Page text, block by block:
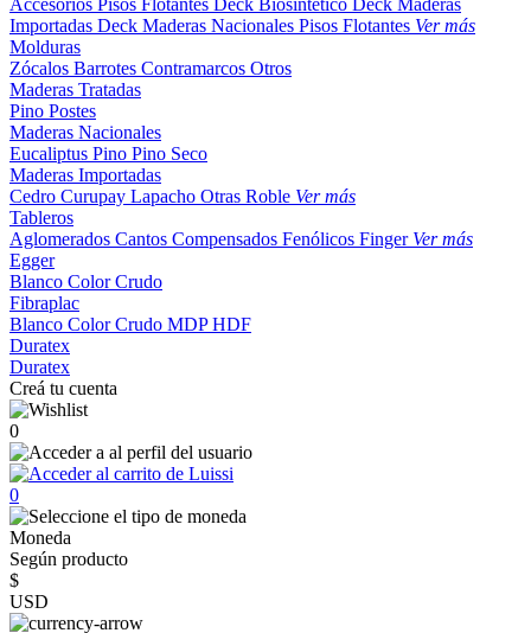
Accesorios Pisos Flotantes Deck Biosintético Deck Maderas
Importadas Deck Maderas Nacionales Pisos Flotantes Ver más
Molduras
Zócalos Barrotes Contramarcos Otros
Maderas Tratadas
Pino Postes
Maderas Nacionales
Eucaliptus Pino Pino Seco
Maderas Importadas
Cedro Curupay Lapacho Otras Roble Ver más
Tableros
Aglomerados Cantos Compensados Fenólicos Finger Ver más
Egger
Blanco ColorCrudo
Fibraplac
Blanco ColorCrudo MDPHDF
Duratex
Duratex
Creá tu cuenta
0
0
Moneda
Según producto
$
USD